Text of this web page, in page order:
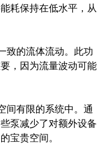
耗保持在低水平，从
致的流体流动。此功
，因为流量波动可能
间有限的系统中。通
泵减少了对额外设备
宝贵空间。